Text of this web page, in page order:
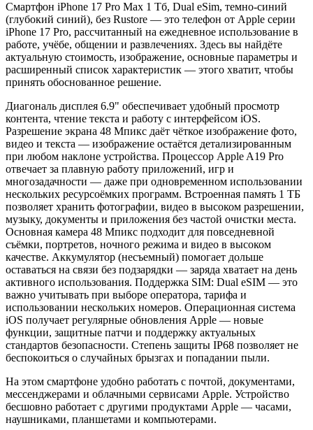
Смартфон iPhone 17 Pro Max 1 Тб, Dual eSim, темно-синий
(глубокий синий), без Rustore — это телефон от Apple серии
iPhone 17 Pro, рассчитанный на ежедневное использование в
работе, учёбе, общении и развлечениях. Здесь вы найдёте
актуальную стоимость, изображение, основные параметры и
расширенный список характеристик — этого хватит, чтобы
принять обоснованное решение.
Диагональ дисплея 6.9" обеспечивает удобный просмотр
контента, чтение текста и работу с интерфейсом iOS.
Разрешение экрана 48 Мпикс даёт чёткое изображение фото,
видео и текста — изображение остаётся детализированным
при любом наклоне устройства. Процессор Apple A19 Pro
отвечает за плавную работу приложений, игр и
многозадачности — даже при одновременном использовании
нескольких ресурсоёмких программ. Встроенная память 1 ТБ
позволяет хранить фотографии, видео в высоком разрешении,
музыку, документы и приложения без частой очистки места.
Основная камера 48 Мпикс подходит для повседневной
съёмки, портретов, ночного режима и видео в высоком
качестве. Аккумулятор (несъемный) помогает дольше
оставаться на связи без подзарядки — заряда хватает на день
активного использования. Поддержка SIM: Dual eSIM — это
важно учитывать при выборе оператора, тарифа и
использовании нескольких номеров. Операционная система
iOS получает регулярные обновления Apple — новые
функции, защитные патчи и поддержку актуальных
стандартов безопасности. Степень защиты IP68 позволяет не
беспокоиться о случайных брызгах и попадании пыли.
На этом смартфоне удобно работать с почтой, документами,
мессенджерами и облачными сервисами Apple. Устройство
бесшовно работает с другими продуктами Apple — часами,
наушниками, планшетами и компьютерами.